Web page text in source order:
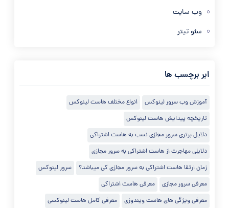
وب سایت
سئو تیتر
ابر برچسب ها
آموزش وب سرور لینوکس
انواع مختلف هاست لینوکس
تاریخچه پیدایش هاست لینوکس
دلایل برتری سرور مجازی نسب به هاست اشتراکی
دلایلی مهاجرت از هاست اشتراکی به سرور مجازی
زمان ارتقا هاست اشتراکی به سرور مجازی کی میباشد؟
سرور لینوکس
معرفی سرور مجازی
معرفی هاست اشتراکی
معرفی ویژگی های هاست ویندوزی
معرفی کامل هاست لینوکسی